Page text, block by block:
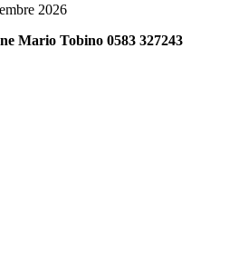
2026
Mario Tobino 0583 327243